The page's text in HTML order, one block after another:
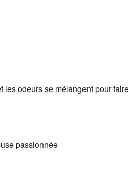
les odeurs se mélangent pour
passionnée